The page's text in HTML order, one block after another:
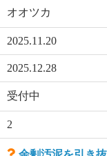
オオツカ
2025.11.20
2025.12.28
受付中
2